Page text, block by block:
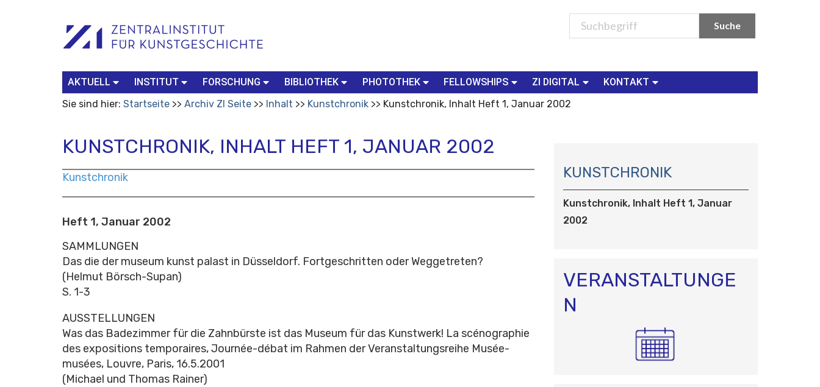
Werkzeuge
Search…
AKTUELL INSTITUT FORSCHUNG BIBLIOTHEK PHOTOTHEK FELLOWSHIPS ZI DIGITAL
KONTAKT
Sie sind hier: Startseite Archiv ZI Seite Inhalt Kunstchronik Kunstchronik, Inhalt Heft 1, Januar 2002
KUNSTCHRONIK, INHALT HEFT 1, JANUAR 2002
Kunstchronik
Heft 1, Januar 2002
SAMMLUNGEN
Das die der museum kunst palast in Düsseldorf. Fortgeschritten oder Weggetreten?
(Helmut Börsch-Supan)
S. 1-3
AUSSTELLUNGEN
Was das Badezimmer für die Zahnbürste ist das Museum für das Kunstwerk! La scénographie
des expositions temporaires, Journée-débat im Rahmen der Veranstaltungsreihe Musée-
musées, Louvre, Paris, 16.5.2001
(Michael und Thomas Rainer)
A
V
I
G
A
O
N
KUNSTCHRONIK
Kunstchronik, Inhalt Heft 1, Januar
2002
VERANSTALTUNGE
N